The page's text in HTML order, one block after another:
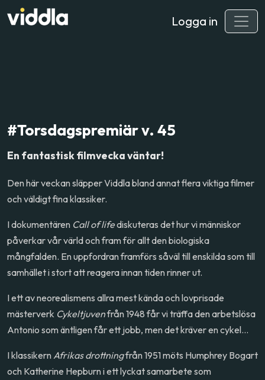
Logga in
#Torsdagspremiär v. 45
En fantastisk filmvecka väntar!
Den här veckan släpper Viddla bland annat flera viktiga filmer
och väldigt fina klassiker.
I dokumentären Call of lifediskuteras det hur vi människor
påverkar vår värld och fram för allt den biologiska
mångfalden. En uppfordran framförs såväl till enskilda som till
samhället i stort att reagera innan tiden rinner ut.
I ett av neorealismens allra mest kända och lovprisade
mästerverk Cykeltjuvenfrån 1948 får vi träffa den arbetslösa
Antonio som äntligen får ett jobb, men det kräver en cykel…
I klassikern Afrikas drottningfrån 1951 möts Humphrey Bogart
och Katherine Hepburn i ett lyckat samarbete som